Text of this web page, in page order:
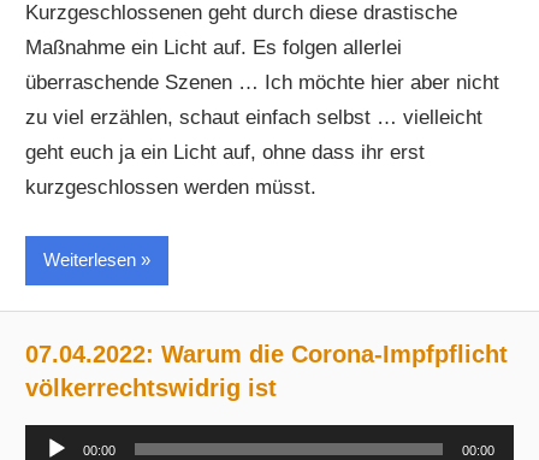
Kurzgeschlossenen geht durch diese drastische
Maßnahme ein Licht auf. Es folgen allerlei
überraschende Szenen … Ich möchte hier aber nicht
zu viel erzählen, schaut einfach selbst … vielleicht
geht euch ja ein Licht auf, ohne dass ihr erst
kurzgeschlossen werden müsst.
Weiterlesen
07.04.2022: Warum die Corona-Impfpflicht
völkerrechtswidrig ist
Audio-
00:00 00:00